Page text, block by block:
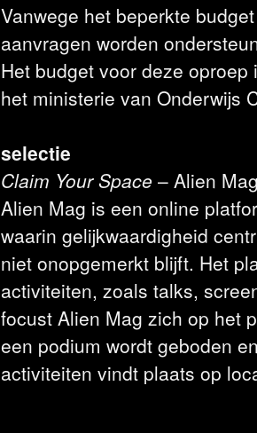
Vanwege het beperkte
aanvragen worden
Het budget voor deze
het ministerie van Onderwijs
selectie
Claim Your Space – Alien Mag
Alien Mag is een online
waarin gelijkwaardigheid
niet onopgemerkt blijft. Het
activiteiten, zoals talks,
focust Alien Mag zich op het
een podium wordt geboden
activiteiten vindt plaats op